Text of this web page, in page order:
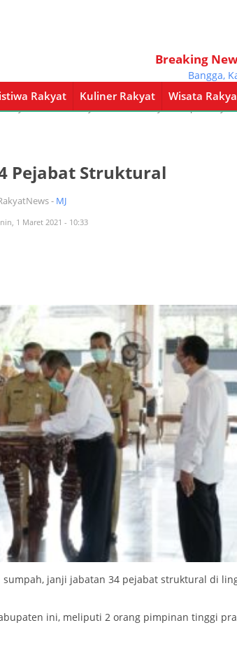
Breaking
Bangga,
Rakyat Kuliner Rakyat Wisata
Rakyat Kuliner Rakyat Wisata Rakyat Opini Rakyat
Pejabat Struktural
- MJ
1 Maret 2021 - 10:33
janji jabatan 34 pejabat struktural di
ini, meliputi 2 orang pimpinan tinggi